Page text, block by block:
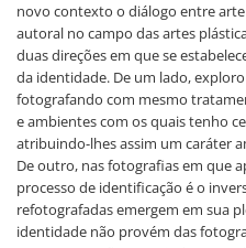
novo contexto o diálogo entre
autoral no campo das artes
duas direções em que se
da identidade. De um lado,
fotografando com mesmo
e ambientes com os quais tenho
atribuindo-lhes assim um caráter
De outro, nas fotografias em que
processo de identificação é o
refotografadas emergem em sua
identidade não provém das